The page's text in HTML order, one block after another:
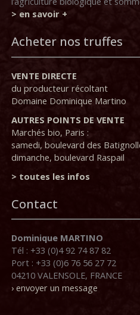
> en savoir +
Acheter nos truffes
VENTE DIRECTE
du producteur récoltant
Domaine Dominique Martino
AUTRES POINTS DE VENTE
Marchés bio, Paris :
samedi, boulevard des
dimanche, boulevard Raspail
> toutes les infos
Contact
Dominique MARTINO
Tél : +33 (0)4 92 74 87 82
Port : +33 (0)6 76 56 27 72
04210 VALENSOLE, FRANCE
› envoyer un message